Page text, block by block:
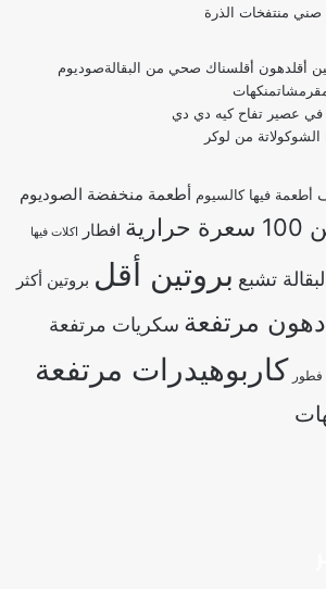
صني منتفخات الذرة
أقلدهون أقلسناك صحي من البقالةصوديوم
منكهات
في عصير تفاح كيه دي دي
من لوكر
أطعمة فيها كالسيوم أطعمة منخفضة الصوديوم
افطار اكلات فيها
تشبع بروتين أقل بروتين أكثر
دهون مرتفعة سكريات مرتفعة
فطور كاربوهيدرات مرتفعة